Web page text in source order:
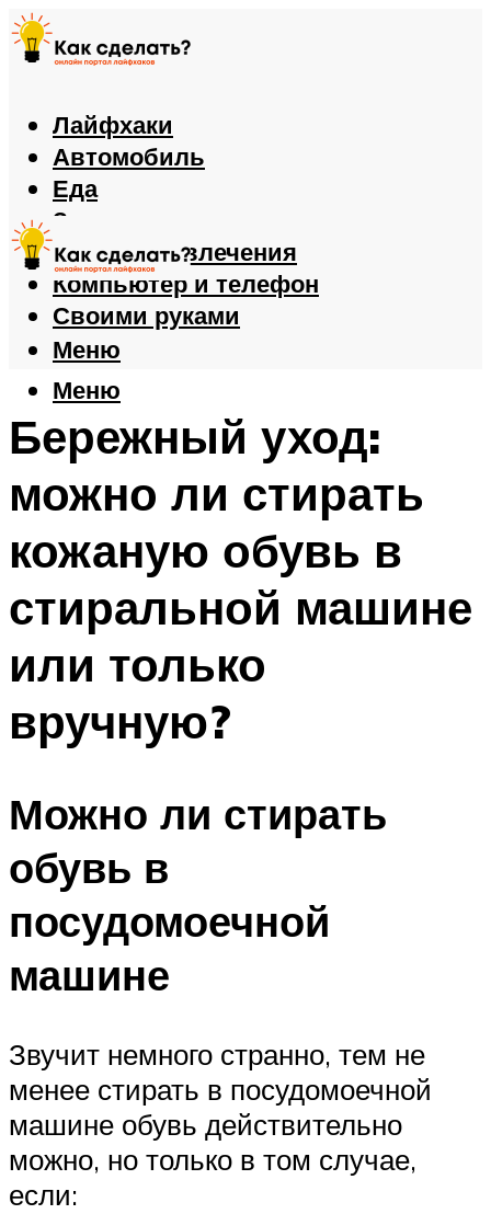
Лайфхаки
Автомобиль
Еда
Здоровье
Игры и развлечения
Компьютер и телефон
Своими руками
Меню
Меню
Бережный уход:
можно ли стирать
кожаную обувь в
стиральной машине
или только
вручную?
Можно ли стирать
обувь в
посудомоечной
машине
Звучит немного странно, тем не
менее стирать в посудомоечной
машине обувь действительно
можно, но только в том случае,
если: